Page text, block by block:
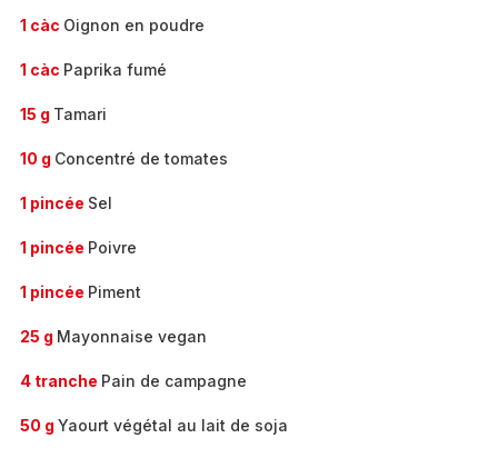
1 càc Oignon en poudre
1 càc Paprika fumé
15 g Tamari
10 g Concentré de tomates
1 pincée Sel
1 pincée Poivre
1 pincée Piment
25 g Mayonnaise vegan
4 tranche Pain de campagne
50 g Yaourt végétal au lait de soja